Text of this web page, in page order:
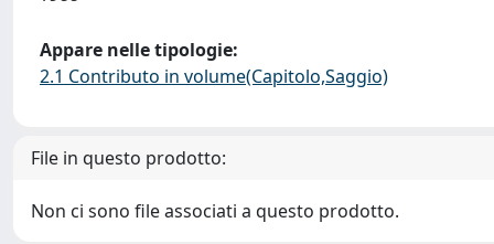
Appare nelle tipologie:
2.1 Contributo in volume(Capitolo,Saggio)
File in questo prodotto:
Non ci sono file associati a questo prodotto.